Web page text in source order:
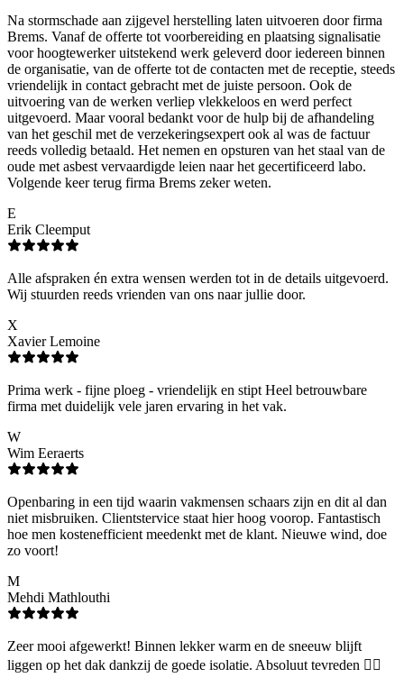
Na stormschade aan zijgevel herstelling laten uitvoeren door firma
Brems. Vanaf de offerte tot voorbereiding en plaatsing signalisatie
voor hoogtewerker uitstekend werk geleverd door iedereen binnen
de organisatie, van de offerte tot de contacten met de receptie, steeds
vriendelijk in contact gebracht met de juiste persoon. Ook de
uitvoering van de werken verliep vlekkeloos en werd perfect
uitgevoerd. Maar vooral bedankt voor de hulp bij de afhandeling
van het geschil met de verzekeringsexpert ook al was de factuur
reeds volledig betaald. Het nemen en opsturen van het staal van de
oude met asbest vervaardigde leien naar het gecertificeerd labo.
Volgende keer terug firma Brems zeker weten.
E
Erik Cleemput
Alle afspraken én extra wensen werden tot in de details uitgevoerd.
Wij stuurden reeds vrienden van ons naar jullie door.
X
Xavier Lemoine
Prima werk - fijne ploeg - vriendelijk en stipt Heel betrouwbare
firma met duidelijk vele jaren ervaring in het vak.
W
Wim Eeraerts
Openbaring in een tijd waarin vakmensen schaars zijn en dit al dan
niet misbruiken. Clientstervice staat hier hoog voorop. Fantastisch
hoe men kostenefficient meedenkt met de klant. Nieuwe wind, doe
zo voort!
M
Mehdi Mathlouthi
Zeer mooi afgewerkt! Binnen lekker warm en de sneeuw blijft
liggen op het dak dankzij de goede isolatie. Absoluut tevreden 👌🏻